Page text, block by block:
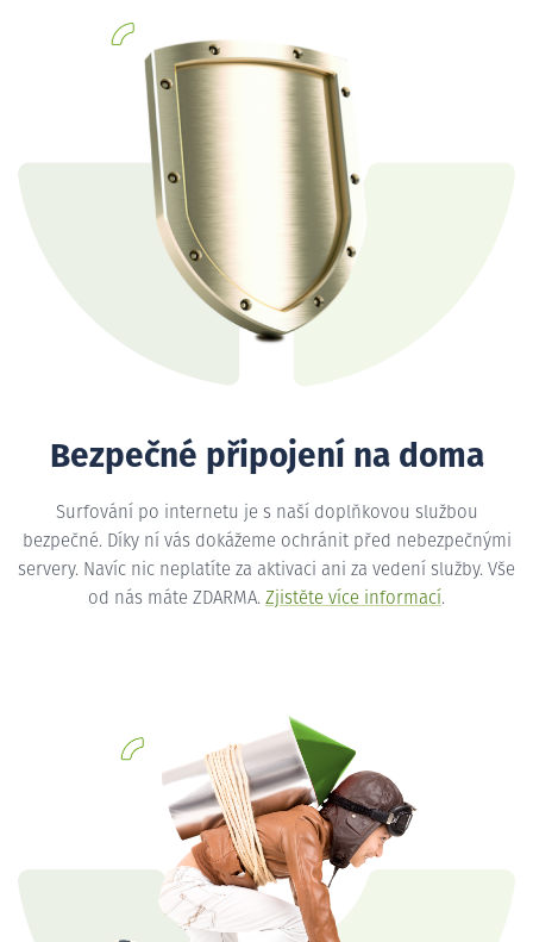
Bezpečné připojení na doma
Surfování po internetu je s naší doplňkovou službou
bezpečné. Díky ní vás dokážeme ochránit před nebezpečnými
servery. Navíc nic neplatíte za aktivaci ani za vedení služby. Vše
od nás máte ZDARMA. Zjistěte více informací.